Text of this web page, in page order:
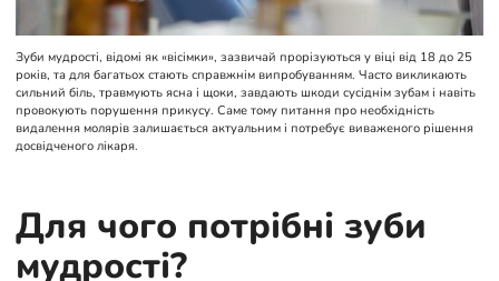
Зуби мудрості, відомі як «вісімки», зазвичай прорізуються у віці від 18 до 25
років, та для багатьох стають справжнім випробуванням. Часто викликають
сильний біль, травмують ясна і щоки, завдають шкоди сусіднім зубам і навіть
провокують порушення прикусу. Саме тому питання про необхідність
видалення молярів залишається актуальним і потребує виваженого рішення
досвідченого лікаря.
Для чого потрібні зуби
мудрості?